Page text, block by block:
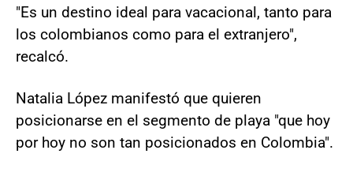
"Es un destino ideal para vacacional, tanto para
los colombianos como para el extranjero",
recalcó.
Natalia López manifestó que quieren
posicionarse en el segmento de playa "que hoy
por hoy no son tan posicionados en Colombia".